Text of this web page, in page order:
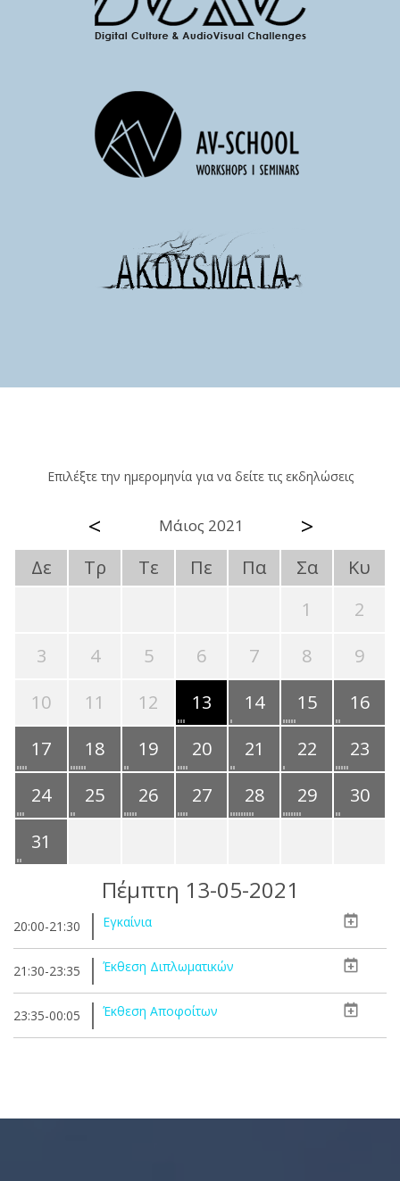
Επιλέξτε την ημερομηνία για να δείτε τις εκδηλώσεις
< Μάιος 2021 >
Δε Τρ Τε Πε Πα Σα
Κυ
1
2
3
4 5 6 7 8
9
10
11 12 13 14 15
16
17
18 19 20 21 22
23
24
25 26 27 28 29
30
31
Πέμπτη 13-05-2021
20:00-21:30 Εγκαίνια
21:30-23:35 Έκθεση Διπλωματικών
23:35-00:05 Έκθεση Αποφοίτων